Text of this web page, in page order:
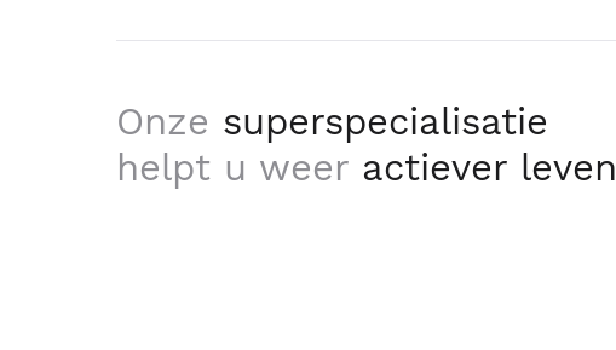
Onze superspecialisatie
helpt u weer actiever leven